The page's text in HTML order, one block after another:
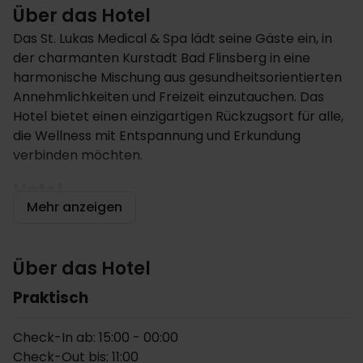
Über das Hotel
Das St. Lukas Medical & Spa lädt seine Gäste ein, in
der charmanten Kurstadt Bad Flinsberg in eine
harmonische Mischung aus gesundheitsorientierten
Annehmlichkeiten und Freizeit einzutauchen. Das
Hotel bietet einen einzigartigen Rückzugsort für alle,
die Wellness mit Entspannung und Erkundung
verbinden möchten.
Das St. Lukas Medical & Spa ist viel mehr als ein Hotel,
Therapiezentrum bietet ein umfassendes
Behandlungsangebot an. Qualifiziertes
individuelle Behandlungen in gut ausgestatteten
Salons an. Die Gäste können sich im Schwimmbad
Mehr anzeigen
Über das Hotel
Praktisch
Check-In ab: 15:00 - 00:00
Check-Out bis: 11:00